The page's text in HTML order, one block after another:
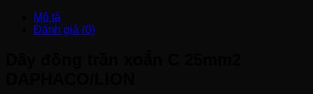
Mô tả
Đánh giá (0)